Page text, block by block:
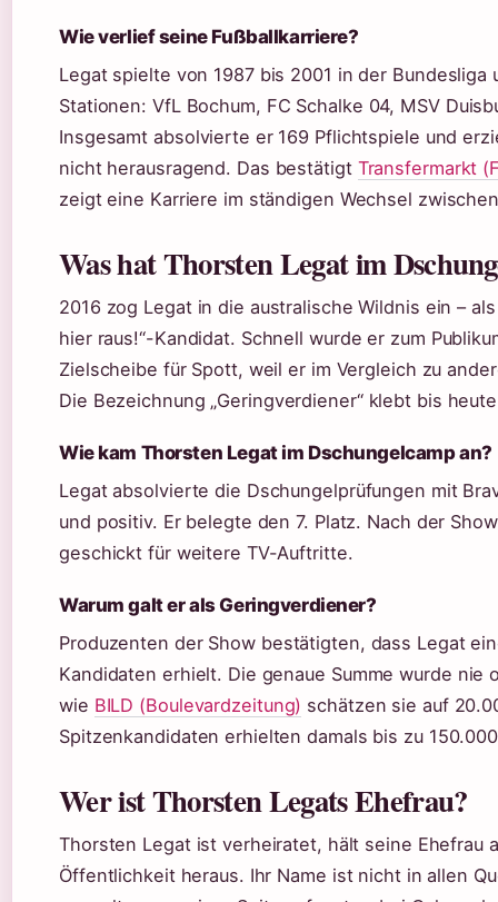
Wie verlief seine Fußballkarriere?
Legat spielte von 1987 bis 2001 in der Bundesliga
Stationen: VfL Bochum, FC Schalke 04, MSV
Insgesamt absolvierte er 169 Pflichtspiele und
nicht herausragend. Das bestätigt Transfermarkt
zeigt eine Karriere im ständigen Wechsel
Was hat Thorsten Legat im
2016 zog Legat in die australische Wildnis ein –
hier raus!“-Kandidat. Schnell wurde er zum
Zielscheibe für Spott, weil er im Vergleich zu
Die Bezeichnung „Geringverdiener“ klebt bis
Wie kam Thorsten Legat im Dschungelcamp an?
Legat absolvierte die Dschungelprüfungen mit
und positiv. Er belegte den 7. Platz. Nach der
geschickt für weitere TV-Auftritte.
Warum galt er als Geringverdiener?
Produzenten der Show bestätigten, dass Legat
Kandidaten erhielt. Die genaue Summe wurde
wie BILD (Boulevardzeitung) schätzen sie auf
Spitzenkandidaten erhielten damals bis zu
Wer ist Thorsten Legats Ehefrau?
Thorsten Legat ist verheiratet, hält seine Ehefrau
Öffentlichkeit heraus. Ihr Name ist nicht in allen